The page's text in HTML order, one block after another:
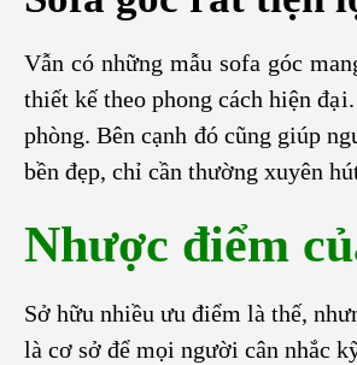
Vẫn có những mẫu sofa góc
thiết kế theo phong cách hiện
phòng. Bên cạnh đó cũng giúp
bền đẹp, chỉ cần thường xuyên
Nhược điểm
Sở hữu nhiều ưu điểm là thế,
là cơ sở để mọi người cân nhắc